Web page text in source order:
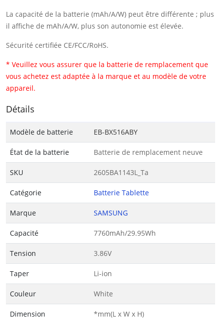
La capacité de la batterie (mAh/A/W) peut être différente ; plus
il affiche de mAh/A/W, plus son autonomie est élevée.
Sécurité certifiée CE/FCC/RoHS.
* Veuillez vous assurer que la batterie de remplacement que
vous achetez est adaptée à la marque et au modèle de votre
appareil.
Détails
Modèle de batterie EB-BX516ABY
État de la batterie Batterie de remplacement neuve
SKU 2605BA1143L_Ta
Catégorie Batterie Tablette
Marque SAMSUNG
Capacité 7760mAh/29.95Wh
Tension 3.86V
Taper Li-ion
Couleur White
Dimension *mm(L x W x H)